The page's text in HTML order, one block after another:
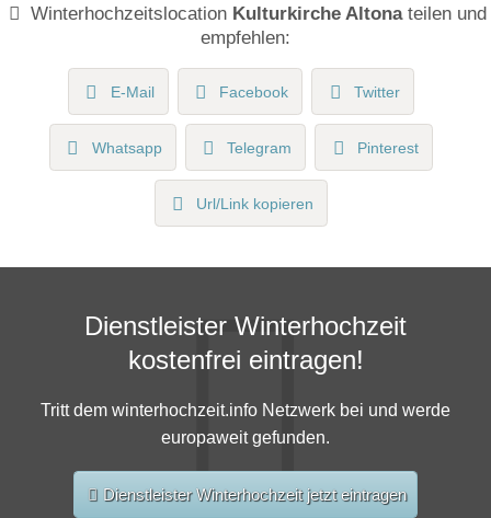
Winterhochzeitslocation Kulturkirche Altonateilen und
empfehlen:
E-Mail Facebook Twitter
Whatsapp Telegram Pinterest
Url/Link kopieren
Dienstleister Winterhochzeit
kostenfrei eintragen!
Tritt dem winterhochzeit.info Netzwerk bei und werde
europaweit gefunden.
Dienstleister Winterhochzeit jetzt eintragen